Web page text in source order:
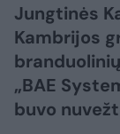
Jungtinės
Kambrijos
„BAE
buvo